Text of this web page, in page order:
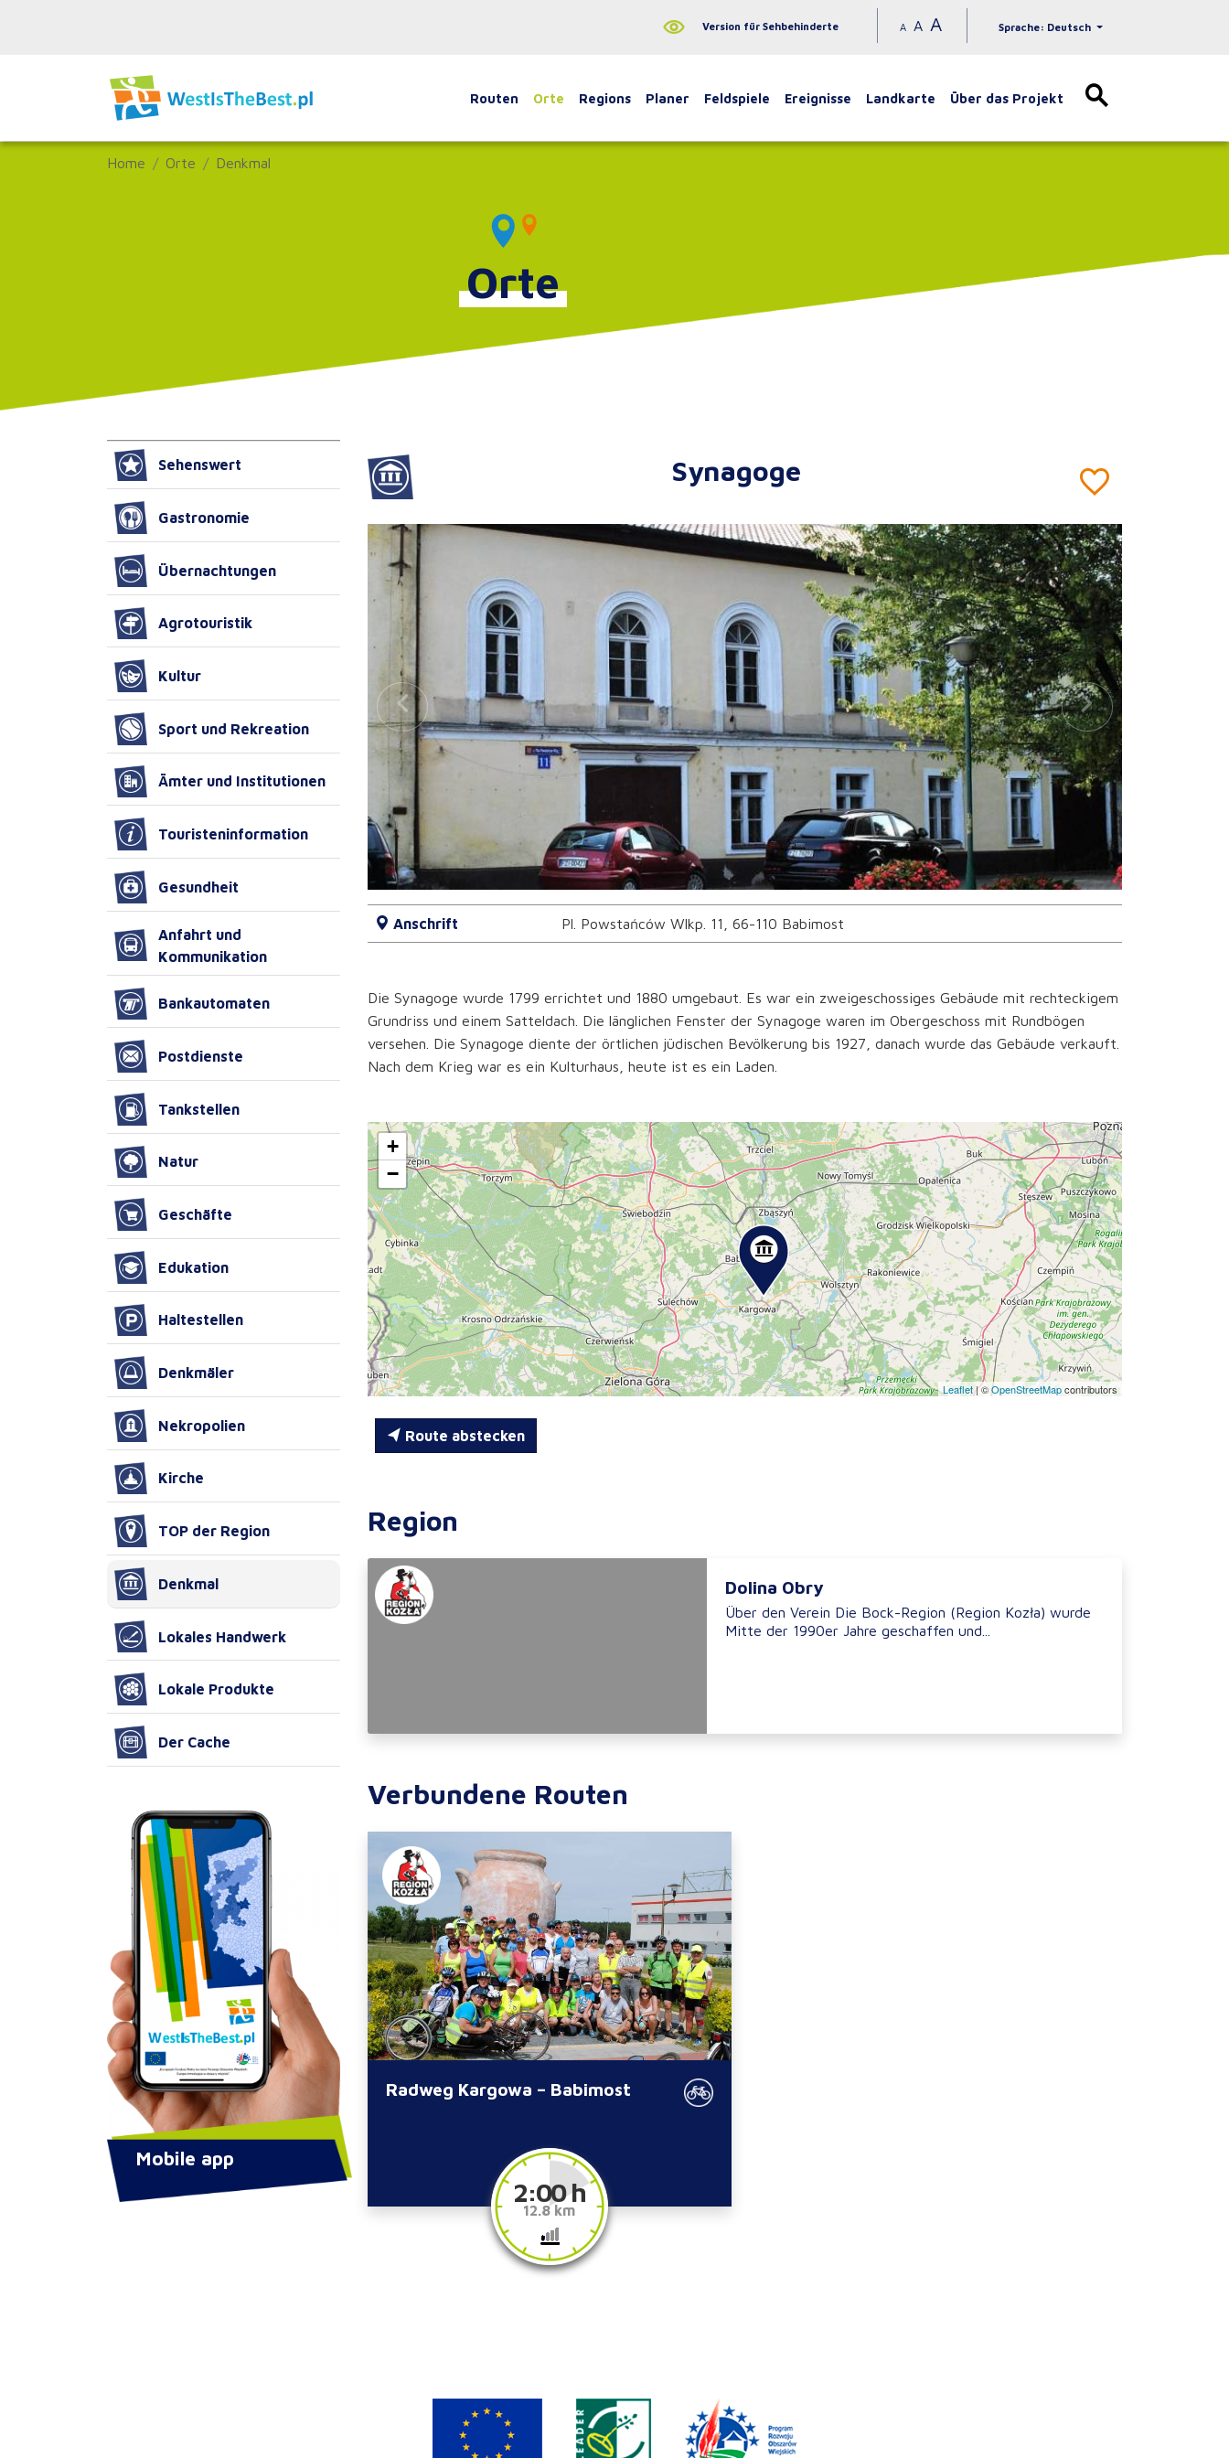
Version für Sehbehinderte A A A Sprache: Deutsch
Routen Orte Regions Planer Feldspiele Ereignisse Landkarte Über das Projekt
Home Orte Denkmal
Orte
Synagoge
Anschrift Pl. Powstańców Wlkp. 11, 66-110 Babimost
Die Synagoge wurde 1799 errichtet und 1880 umgebaut. Es war ein zweigeschossiges Gebäude mit rechteckigem
Grundriss und einem Satteldach. Die länglichen Fenster der Synagoge waren im Obergeschoss mit Rundbögen
versehen. Die Synagoge diente der örtlichen jüdischen Bevölkerung bis 1927, danach wurde das Gebäude verkauft.
Nach dem Krieg war es ein Kulturhaus, heute ist es ein Laden.
+
−
Leaflet|©OpenStreetMapcontributors
Route abstecken
Region
Dolina Obry
Über den Verein Die Bock-Region (Region Kozła) wurde
Mitte der 1990er Jahre geschaffen und...
Verbundene Routen
Radweg Kargowa – Babimost
2:00 h
12.8 km
Sehenswert
Gastronomie
Übernachtungen
Agrotouristik
Kultur
Sport und Rekreation
Ämter und Institutionen
Touristeninformation
Gesundheit
Anfahrt und
Kommunikation
Bankautomaten
Postdienste
Tankstellen
Natur
Geschäfte
Edukation
Haltestellen
Denkmäler
Nekropolien
Kirche
TOP der Region
Denkmal
Lokales Handwerk
Lokale Produkte
Der Cache
Mobile app